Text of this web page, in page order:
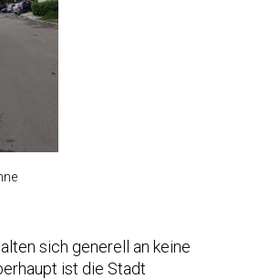
sich generell an keine
ist die Stadt